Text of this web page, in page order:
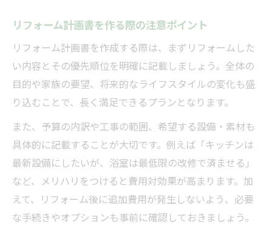
リフォーム計画で住まいの印象を一新する
方法
間取り変更を含むリフォームの進め方
快適な水回りリフォームのポイント解説
実践的なリフォーム手続きと流れの全体像
リフォーム前に知っておきたい準備事項
安心のリフォーム計画始めるタイミングとは
リフォーム計画で最適な時期の選び方
リフォームしてはいけない時期の注意点解
説
リフォーム計画書を作る際の注意ポイント
リフォーム計画書を作成する際は、まずリフォームした
い内容とその優先順位を明確に記載しましょう。全体の
目的や家族の要望、将来的なライフスタイルの変化も盛
り込むことで、長く満足できるプランとなります。
また、予算の内訳や工事の範囲、希望する設備・素材も
具体的に記載することが大切です。例えば「キッチンは
最新設備にしたいが、浴室は最低限の改修で済ませる」
など、メリハリをつけると費用対効果が高まります。加
えて、リフォーム後に追加費用が発生しないよう、必要
な手続きやオプションも事前に確認しておきましょう。